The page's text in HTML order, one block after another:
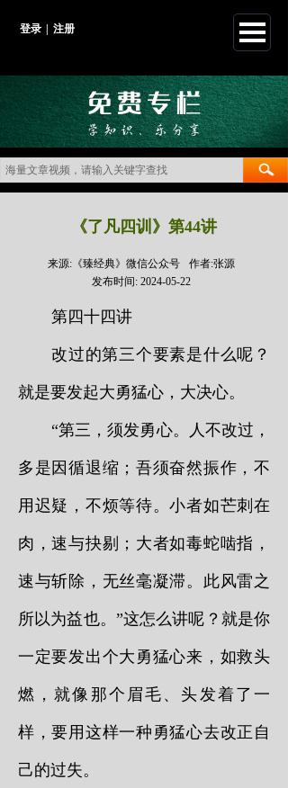
登录 注册
《了凡四训》第44讲
来源:《臻经典》微信公众号 作者:张源
发布时间: 2024-05-22
第四十四讲
改过的第三个要素是什么呢？
就是要发起大勇猛心，大决心。
“第三，须发勇心。人不改过，
多是因循退缩；吾须奋然振作，不
用迟疑，不烦等待。小者如芒刺在
肉，速与抉剔；大者如毒蛇啮指，
速与斩除，无丝毫凝滞。此风雷之
所以为益也。”这怎么讲呢？就是你
一定要发出个大勇猛心来，如救头
燃，就像那个眉毛、头发着了一
样，要用这样一种勇猛心去改正自
己的过失。